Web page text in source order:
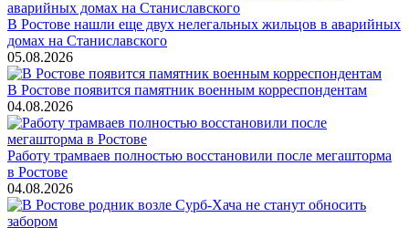
В Ростове нашли еще двух нелегальных жильцов в аварийных
домах на Станиславского
05.08.2026
В Ростове появится памятник военным корреспондентам
04.08.2026
Работу трамваев полностью восстановили после мегашторма
в Ростове
04.08.2026